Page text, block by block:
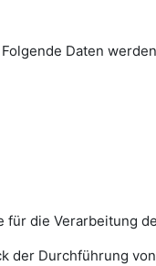
Daten
die Verarbeitung
Durchführung